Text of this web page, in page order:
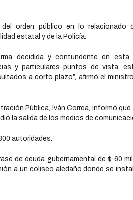
orden público en lo relacionado
estatal y de la Policía.
decidida y contundente en esta
y particulares puntos de vista,
a corto plazo”, afirmó el
Pública, Iván Correa, informó
la salida de los medios de
autoridades.
de deuda gubernamental de $ 60
a un coliseo aledaño donde se